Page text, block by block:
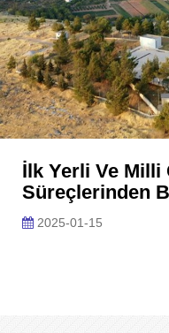
İlk Yerli Ve Milli
Süreçlerinden
2025-01-15